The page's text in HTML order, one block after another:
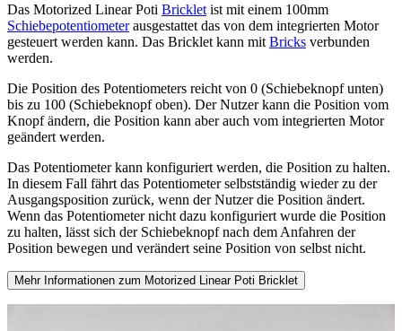
Das Motorized Linear Poti Bricklet ist mit einem 100mm
Schiebepotentiometerausgestattet das von dem integrierten Motor
gesteuert werden kann. Das Bricklet kann mit Bricks verbunden
werden.
Die Position des Potentiometers reicht von 0 (Schiebeknopf unten)
bis zu 100 (Schiebeknopf oben). Der Nutzer kann die Position vom
Knopf ändern, die Position kann aber auch vom integrierten Motor
geändert werden.
Das Potentiometer kann konfiguriert werden, die Position zu halten.
In diesem Fall fährt das Potentiometer selbstständig wieder zu der
Ausgangsposition zurück, wenn der Nutzer die Position ändert.
Wenn das Potentiometer nicht dazu konfiguriert wurde die Position
zu halten, lässt sich der Schiebeknopf nach dem Anfahren der
Position bewegen und verändert seine Position von selbst nicht.
Mehr Informationen zum Motorized Linear Poti Bricklet